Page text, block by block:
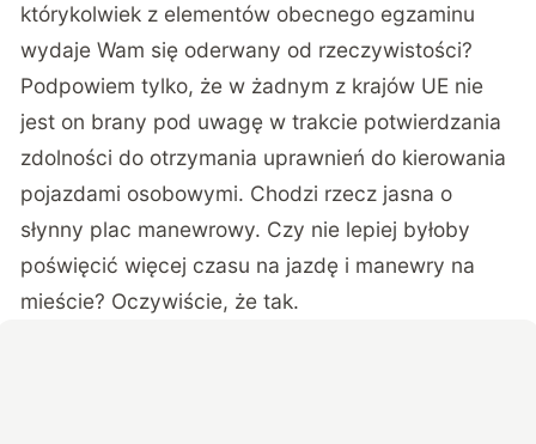
którykolwiek z elementów obecnego egzaminu
wydaje Wam się oderwany od rzeczywistości?
Podpowiem tylko, że w żadnym z krajów UE nie
jest on brany pod uwagę w trakcie potwierdzania
zdolności do otrzymania uprawnień do kierowania
pojazdami osobowymi. Chodzi rzecz jasna o
słynny plac manewrowy. Czy nie lepiej byłoby
poświęcić więcej czasu na jazdę i manewry na
mieście? Oczywiście, że tak.